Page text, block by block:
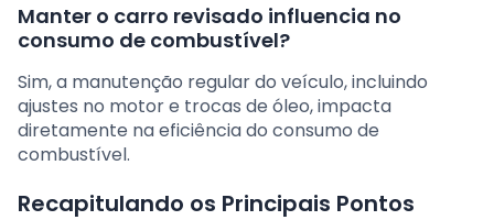
Manter o carro revisado influencia no
consumo de combustível?
Sim, a manutenção regular do veículo, incluindo
ajustes no motor e trocas de óleo, impacta
diretamente na eficiência do consumo de
combustível.
Recapitulando os Principais Pontos